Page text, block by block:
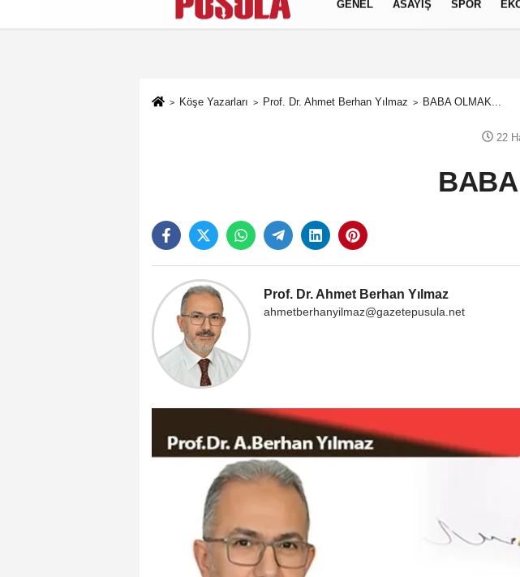
Künye İletişim Gizlilik Politikası
GENEL ASAYİŞ SPOR
Köşe Yazarları Prof. Dr. Ahmet Berhan Yılmaz BABA OLMAK...
22
Prof. Dr. Ahmet Berhan Yılmaz
ahmetberhanyilmaz@gazetepusula.net